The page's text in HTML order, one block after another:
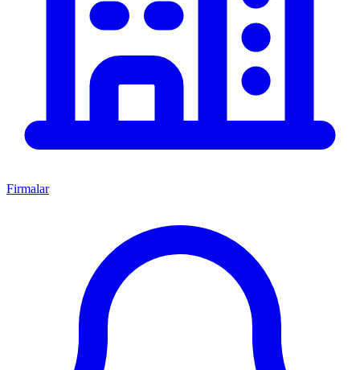
Firmalar